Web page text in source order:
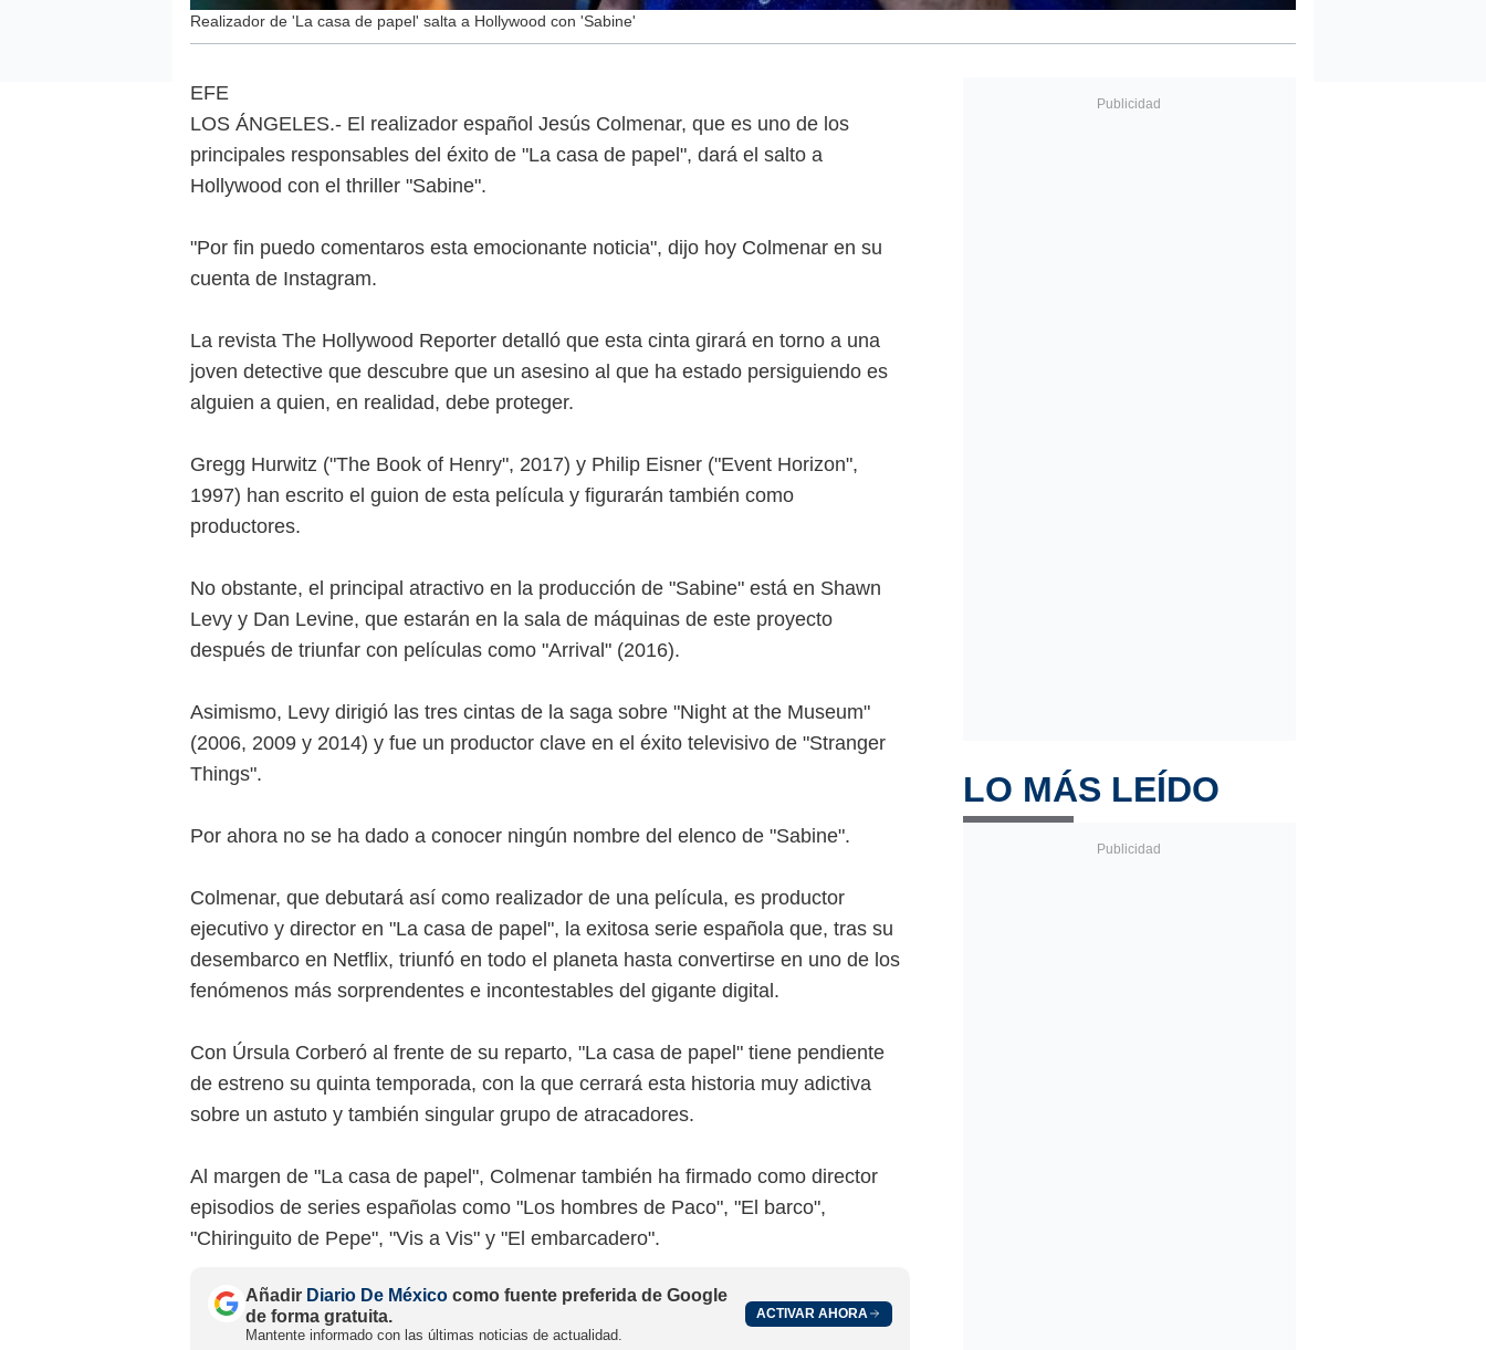
Realizador de 'La casa de papel' salta a Hollywood con 'Sabine'
EFE
LOS ÁNGELES.- El realizador español Jesús Colmenar, que es uno de los
principales responsables del éxito de "La casa de papel", dará el salto a
Hollywood con el thriller "Sabine".
"Por fin puedo comentaros esta emocionante noticia", dijo hoy Colmenar en su
cuenta de Instagram.
La revista The Hollywood Reporter detalló que esta cinta girará en torno a una
joven detective que descubre que un asesino al que ha estado persiguiendo es
alguien a quien, en realidad, debe proteger.
Gregg Hurwitz ("The Book of Henry", 2017) y Philip Eisner ("Event Horizon",
1997) han escrito el guion de esta película y figurarán también como
productores.
No obstante, el principal atractivo en la producción de "Sabine" está en Shawn
Levy y Dan Levine, que estarán en la sala de máquinas de este proyecto
después de triunfar con películas como "Arrival" (2016).
Asimismo, Levy dirigió las tres cintas de la saga sobre "Night at the Museum"
(2006, 2009 y 2014) y fue un productor clave en el éxito televisivo de "Stranger
Things".
Por ahora no se ha dado a conocer ningún nombre del elenco de "Sabine".
Colmenar, que debutará así como realizador de una película, es productor
ejecutivo y director en "La casa de papel", la exitosa serie española que, tras su
desembarco en Netflix, triunfó en todo el planeta hasta convertirse en uno de los
fenómenos más sorprendentes e incontestables del gigante digital.
Con Úrsula Corberó al frente de su reparto, "La casa de papel" tiene pendiente
de estreno su quinta temporada, con la que cerrará esta historia muy adictiva
sobre un astuto y también singular grupo de atracadores.
Al margen de "La casa de papel", Colmenar también ha firmado como director
episodios de series españolas como "Los hombres de Paco", "El barco",
"Chiringuito de Pepe", "Vis a Vis" y "El embarcadero".
Añadir Diario De México como fuente preferida de Google
de forma gratuita.
Mantente informado con las últimas noticias de actualidad.
ACTIVAR AHORA
LO MÁS LEÍDO